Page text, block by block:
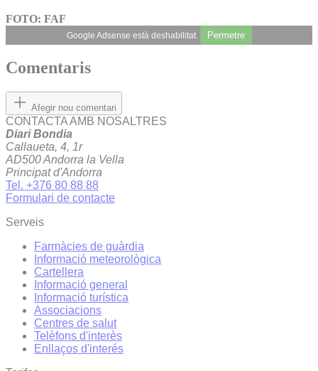
FOTO: FAF
Google Adsense està deshabilitat. Permetre
Comentaris
Afegir nou comentari
CONTACTA AMB NOSALTRES
Diari Bondia
Callaueta, 4, 1r
AD500 Andorra la Vella
Principat d'Andorra
Tel. +376 80 88 88
Formulari de contacte
Serveis
Farmàcies de guàrdia
Informació meteorològica
Cartellera
Informació general
Informació turística
Associacions
Centres de salut
Telèfons d'interès
Enllaços d'interés